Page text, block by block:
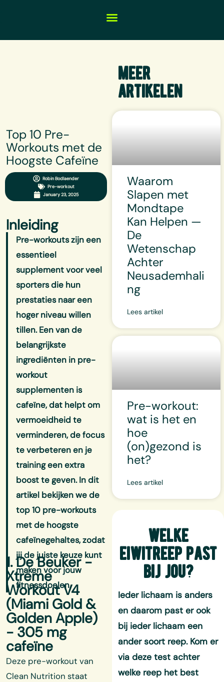
Top 10 Pre-
Workouts met de
Hoogste Cafeïne
Robin Bodlaender
Pre-workout
January 23, 2025
Inleiding
Pre-workouts zijn een
essentieel
supplement voor veel
sporters die hun
prestaties naar een
hoger niveau willen
tillen. Een van de
belangrijkste
ingrediënten in pre-
workout
supplementen is
cafeïne, dat helpt om
vermoeidheid te
verminderen, de focus
te verbeteren en je
training een extra
boost te geven. In dit
artikel bekijken we de
top 10 pre-workouts
met de hoogste
cafeïnegehaltes, zodat
jij de juiste keuze kunt
maken voor jouw
fitnessdoelen.
1. De Beuker -
Xtreme
Workout V4
(Miami Gold &
Golden Apple)
- 305 mg
cafeïne
Deze pre-workout van
Clean Nutrition staat
meer
artikelen
Waarom
Slapen met
Mondtape
Kan Helpen —
De
Wetenschap
Achter
Neusademhali
ng
Lees artikel
Pre-workout:
wat is het en
hoe
(on)gezond is
het?
Lees artikel
welke
eiwitreep past
bij jou?
Ieder lichaam is anders
en daarom past er ook
bij ieder lichaam een
ander soort reep. Kom er
via deze test achter
welke reep het best